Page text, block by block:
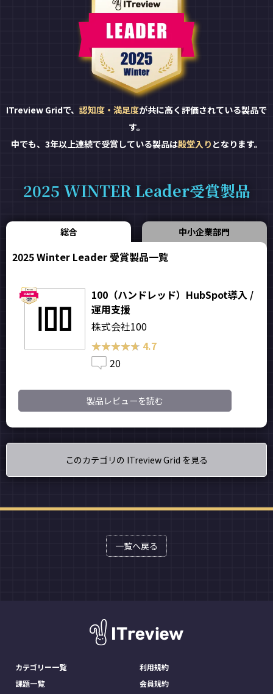
ITreview Gridで、 認知度・満足度が共に高く評価されている製品で
す。
中でも、3年以上連続で受賞している製品は殿堂入り となります。
2025 WINTER Leader受賞製品
総合 中小企業部門
2025 Winter Leader 受賞製品一覧
100（ハンドレッド）HubSpot導入 /
運用支援
株式会社100
★★★★★
★★★★★ 4.7
20
製品レビューを読む
このカテゴリの ITreview Grid を見る
一覧へ戻る
カテゴリー一覧
課題一覧
利用規約
会員規約